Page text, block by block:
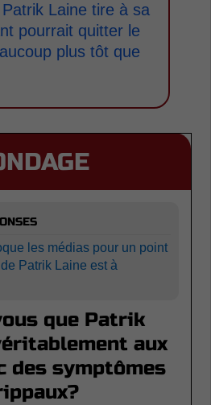
Laine tire à sa
pourrait quitter le
plus tôt que
les médias pour un point
Patrik Laine est à
que Patrik
aux
des symptômes